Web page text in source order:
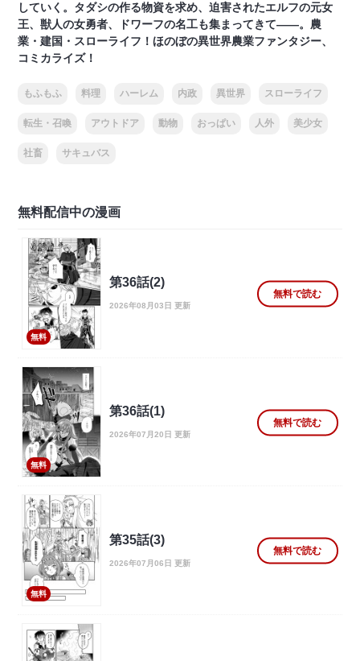
していく。タダシの作る物資を求め、迫害されたエルフの元女
王、獣人の女勇者、ドワーフの名工も集まってきて――。農
業・建国・スローライフ！ほのぼの異世界農業ファンタジー、
コミカライズ！
もふもふ 料理 ハーレム 内政 異世界 スローライフ
転生・召喚 アウトドア 動物 おっぱい 人外 美少女
社畜 サキュバス
無料配信中の漫画
無料
第36話(2)
2026年08月03日 更新
無料で読む
無料
第36話(1)
2026年07月20日 更新
無料で読む
無料
第35話(3)
2026年07月06日 更新
無料で読む